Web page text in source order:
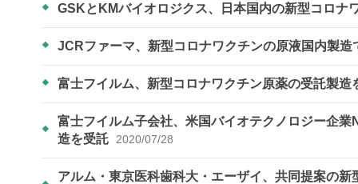
GSKとKMバイオロジクス、日本国内の新型コロナ
JCRファーマ、新型コロナワクチンの原液国内製
富士フイルム、新型コロナワクチン原薬の受託製
富士フイルム子会社、米国バイオテクノロジー企
造を受託
2020/07/28
アルム・東京医科歯科大・エーザイ、共同提案の